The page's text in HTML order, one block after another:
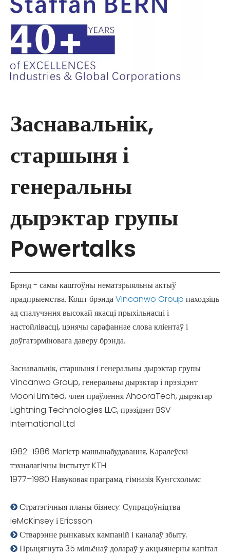
Заснавальнік,
старшыня і
генеральны
дырэктар групы
Powertalks
Брэнд - самы каштоўны нематэрыяльны актыў
прадпрыемства. Кошт брэндаVincanwo Group паходзіць
ад спалучэння высокай якасці прыхільнасці і
настойлівасці, цэнячы сарафаннае слова кліентаў і
доўгатэрміновага даверу брэнда.
Заснавальнік, старшыня і генеральны дырэктар групы
Vincanwo Group, генеральны дырэктар і прэзідэнт
Mooni Limited, член праўлення AhooraTech, дырэктар
Lightning Technologies LLC, прэзідэнт BSV
International Ltd
1982–1986 Магістр машынабудавання, Каралеўскі
тэхналагічны інстытут KTH
1977–1980 Навуковая праграма, гімназія Кунгсхольмс
 Стратэгічныя планы бізнесу: Супрацоўніцтва
ieMcKinsey і Ericsson
 Стварэнне рынкавых кампаній і каналаў збыту.
 Прыцягнута 35 мільёнаў долараў у акцыянерны капітал